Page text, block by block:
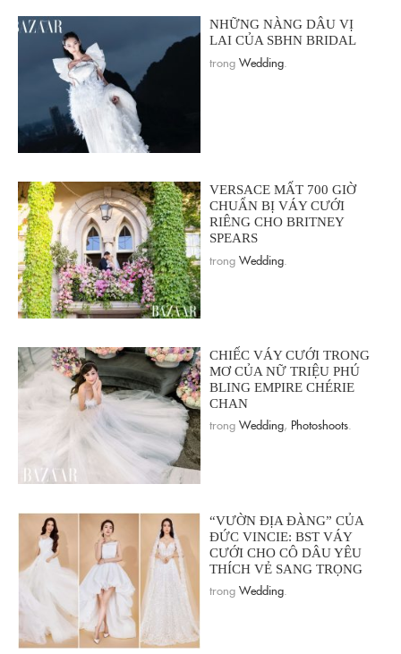
NHỮNG NÀNG DÂU VỊ
LAI CỦA SBHN BRIDAL
trong Wedding
VERSACE MẤT 700 GIỜ
CHUẨN BỊ VÁY CƯỚI
RIÊNG CHO BRITNEY
SPEARS
trong Wedding
CHIẾC VÁY CƯỚI TRONG
MƠ CỦA NỮ TRIỆU PHÚ
BLING EMPIRE CHÉRIE
CHAN
trong Wedding, Photoshoots
“VƯỜN ĐỊA ĐÀNG” CỦA
ĐỨC VINCIE: BST VÁY
CƯỚI CHO CÔ DÂU YÊU
THÍCH VẺ SANG TRỌNG
trong Wedding